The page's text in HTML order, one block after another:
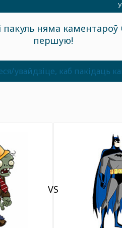
пакуль няма каментароў
першую!
увайдзіце, каб пакідаць
VS